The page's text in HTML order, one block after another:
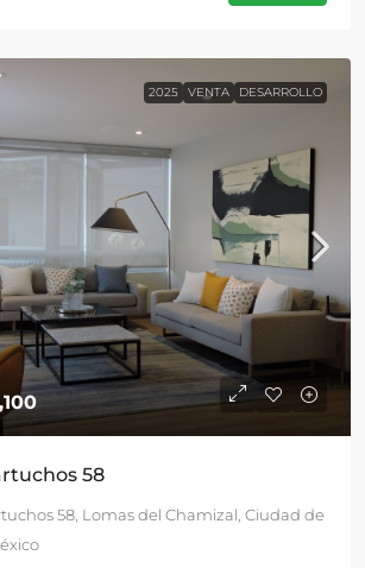
2025 VENTA DESARROLLO
58
58, Lomas del Chamizal, Ciudad de